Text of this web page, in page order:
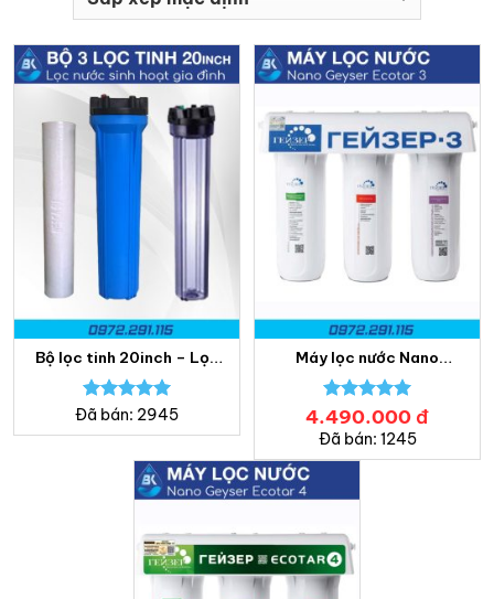
Bộ lọc tinh 20inch – Lọc
nước Bách Khoa
Được xếp
hạng5.00
Đã bán: 2945
Máy lọc nước Nano
Geyser Ecotar 3 – Bách
Khoa
Được xếp
hạng
5.00
5 sao
4.490.000 đ
Đã bán: 1245